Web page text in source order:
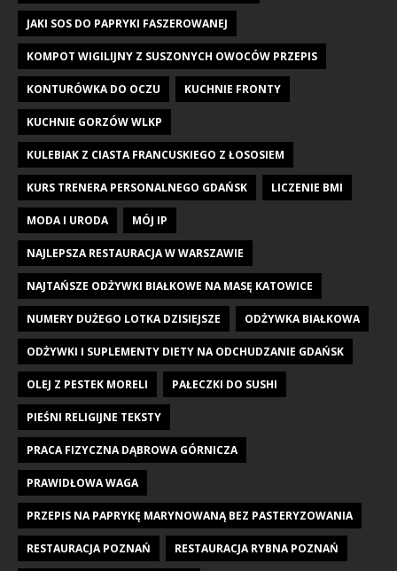
JAKI SOS DO PAPRYKI FASZEROWANEJ
KOMPOT WIGILIJNY Z SUSZONYCH OWOCÓW PRZEPIS
KONTURÓWKA DO OCZU KUCHNIE FRONTY
KUCHNIE GORZÓW WLKP
KULEBIAK Z CIASTA FRANCUSKIEGO Z ŁOSOSIEM
KURS TRENERA PERSONALNEGO GDAŃSK LICZENIE BMI
MODA I URODA MÓJ IP
NAJLEPSZA RESTAURACJA W WARSZAWIE
NAJTAŃSZE ODŻYWKI BIAŁKOWE NA MASĘ KATOWICE
NUMERY DUŻEGO LOTKA DZISIEJSZE ODŻYWKA BIAŁKOWA
ODŻYWKI I SUPLEMENTY DIETY NA ODCHUDZANIE GDAŃSK
OLEJ Z PESTEK MORELI PAŁECZKI DO SUSHI
PIEŚNI RELIGIJNE TEKSTY
PRACA FIZYCZNA DĄBROWA GÓRNICZA
PRAWIDŁOWA WAGA
PRZEPIS NA PAPRYKĘ MARYNOWANĄ BEZ PASTERYZOWANIA
RESTAURACJA POZNAŃ RESTAURACJA RYBNA POZNAŃ